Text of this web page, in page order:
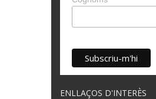
ENLLAÇOS D'INTERÈS